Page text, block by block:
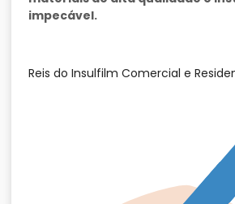
impecável.
Reis do Insulfilm Comercial e